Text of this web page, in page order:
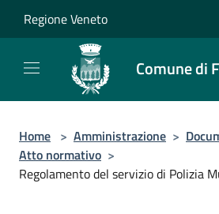
Regione Veneto
Comune di
Home > Amministrazione >
Atto normativo >
Regolamento del servizio di Polizia